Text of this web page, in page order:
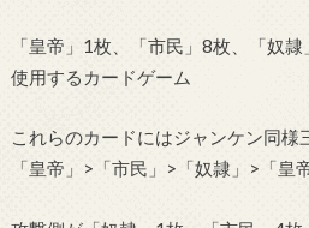
「皇帝」1枚、「市民」8枚、「奴
使用するカードゲーム
これらのカードにはジャンケン同様
「皇帝」>「市民」>「奴隷」>「皇帝